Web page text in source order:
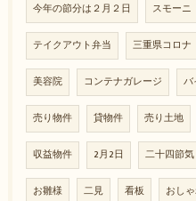
今年の節分は２月２日 スモーニ
テイクアウト弁当 三重県コロナ
美容院 コンテナガレージ バ
売り物件 貸物件 売り土地
収益物件 2月2日 二十四節気
お雛様 二見 看板 おし